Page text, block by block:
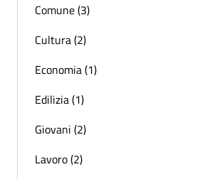
Comune (3)
Cultura (2)
Economia (1)
Edilizia (1)
Giovani (2)
Lavoro (2)